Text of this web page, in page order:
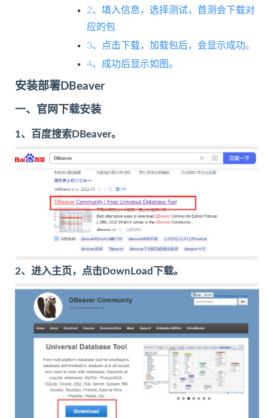
2、填入信息，选择测试，首测会下载对
应的包
3、点击下载，加载包后，会显示成功。
4、成功后显示如图。
安装部署DBeaver
一、官网下载安装
1、百度搜索DBeaver。
2、进入主页，点击DownLoad下载。